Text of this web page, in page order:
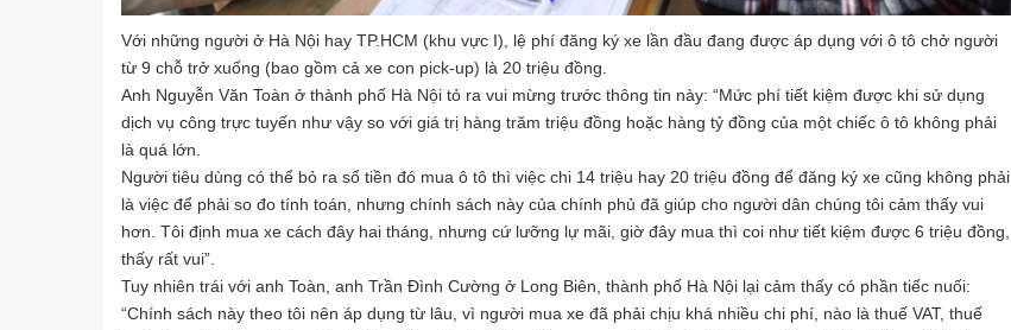
Với những người ở Hà Nội hay TP.HCM (khu vực I), lệ phí đăng ký xe lần đầu đang được áp dụng với ô tô chở người
từ 9 chỗ trở xuống (bao gồm cả xe con pick-up) là 20 triệu đồng.
Anh Nguyễn Văn Toàn ở thành phố Hà Nội tỏ ra vui mừng trước thông tin này: “Mức phí tiết kiệm được khi sử dụng
dịch vụ công trực tuyến như vậy so với giá trị hàng trăm triệu đồng hoặc hàng tỷ đồng của một chiếc ô tô không phải
là quá lớn.
Người tiêu dùng có thể bỏ ra số tiền đó mua ô tô thì việc chi 14 triệu hay 20 triệu đồng để đăng ký xe cũng không phải
là việc để phải so đo tính toán, nhưng chính sách này của chính phủ đã giúp cho người dân chúng tôi cảm thấy vui
hơn. Tôi định mua xe cách đây hai tháng, nhưng cứ lưỡng lự mãi, giờ đây mua thì coi như tiết kiệm được 6 triệu đồng,
thấy rất vui”.
Tuy nhiên trái với anh Toàn, anh Trần Đình Cường ở Long Biên, thành phố Hà Nội lại cảm thấy có phần tiếc nuối:
“Chính sách này theo tôi nên áp dụng từ lâu, vì người mua xe đã phải chịu khá nhiều chi phí, nào là thuế VAT, thuế